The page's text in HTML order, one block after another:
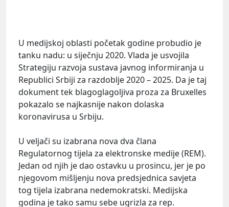
U medijskoj oblasti početak godine probudio je
tanku nadu: u siječnju 2020. Vlada je usvojila
Strategiju razvoja sustava javnog informiranja u
Republici Srbiji za razdoblje 2020 – 2025. Da je taj
dokument tek blagoglagoljiva proza za Bruxelles
pokazalo se najkasnije nakon dolaska
koronavirusa u Srbiju.
U veljači su izabrana nova dva člana
Regulatornog tijela za elektronske medije (REM).
Jedan od njih je dao ostavku u prosincu, jer je po
njegovom mišljenju nova predsjednica savjeta
tog tijela izabrana nedemokratski. Medijska
godina je tako samu sebe ugrizla za rep.